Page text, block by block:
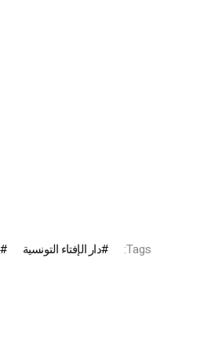
Tags: دار الإفتاء التونسية